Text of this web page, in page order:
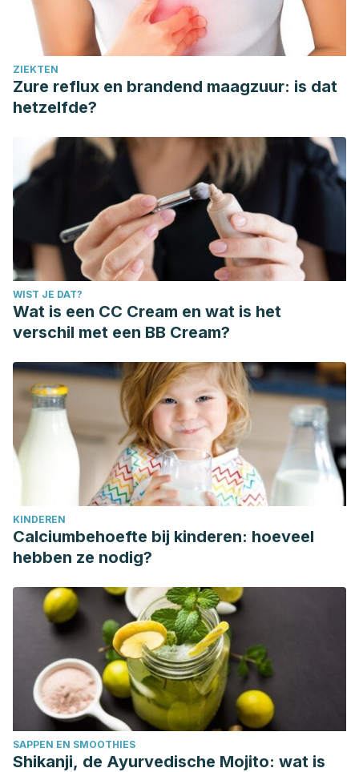
ZIEKTEN
Zure reflux en brandend maagzuur: is dat
hetzelfde?
WIST JE DAT?
Wat is een CC Cream en wat is het
verschil met een BB Cream?
KINDEREN
Calciumbehoefte bij kinderen: hoeveel
hebben ze nodig?
SAPPEN EN SMOOTHIES
Shikanji, de Ayurvedische Mojito: wat is